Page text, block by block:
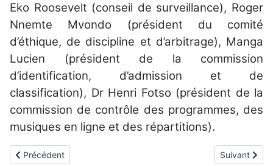
Eko Roosevelt (conseil de surveillance), Roger
Nnemte Mvondo (président du comité
d’éthique, de discipline et d’arbitrage), Manga
Lucien (président de la commission
d’identification, d’admission et de
classification), Dr Henri Fotso (président de la
commission de contrôle des programmes, des
musiques en ligne et des répartitions).
Article précédent : Assises EFRACAM 2026 : premières assises
Précédent Article
Suivant